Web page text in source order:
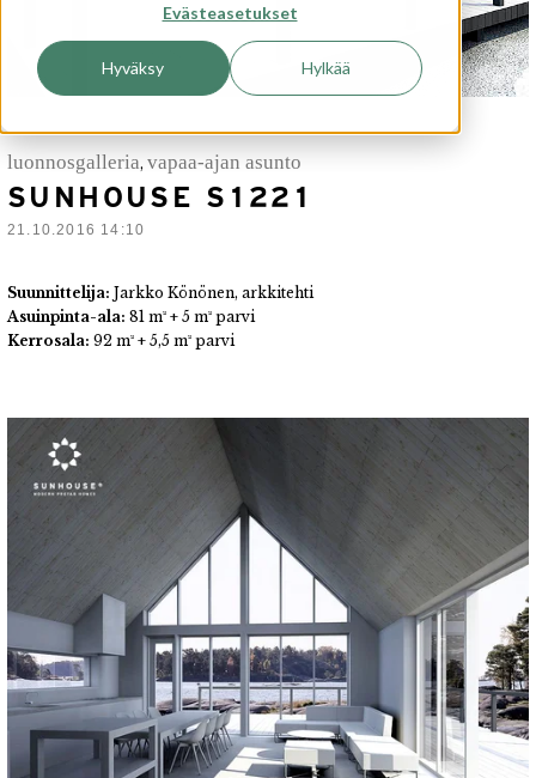
Evästeasetukset
Hyväksy Hylkää
luonnosgalleria, vapaa-ajan asunto
SUNHOUSE S1221
21.10.2016 14:10
Suunnittelija: Jarkko Könönen, arkkitehti
Asuinpinta-ala: 81 m² + 5 m² parvi
Kerrosala: 92 m² + 5,5 m² parvi